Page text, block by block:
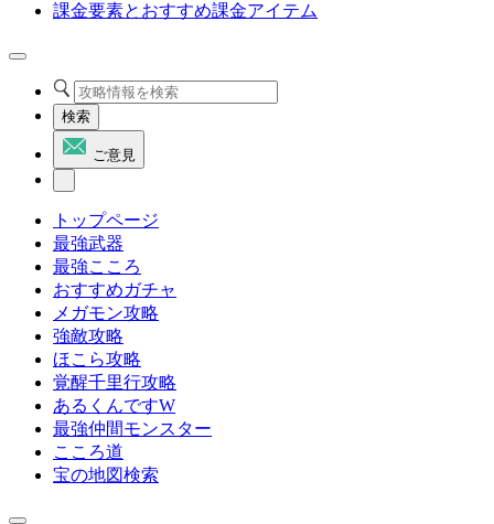
課金要素とおすすめ課金アイテム
検索
ご意見
トップページ
最強武器
最強こころ
おすすめガチャ
メガモン攻略
強敵攻略
ほこら攻略
覚醒千里行攻略
あるくんですW
最強仲間モンスター
こころ道
宝の地図検索